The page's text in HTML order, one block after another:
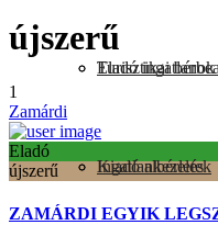
Turisztikai
Ingatlankezelés
Eladó ingatlanok
Kiadó albérletek
újszerű
1
Zamárdi
Eladó
újszerű
ZAMÁRDI EGYIK